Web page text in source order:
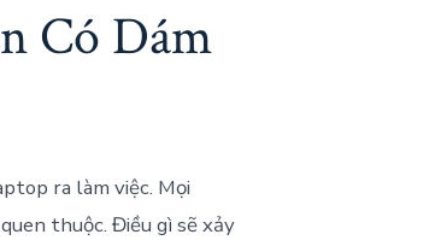
Có Dám
ra làm việc. Mọi
thuộc. Điều gì sẽ xảy